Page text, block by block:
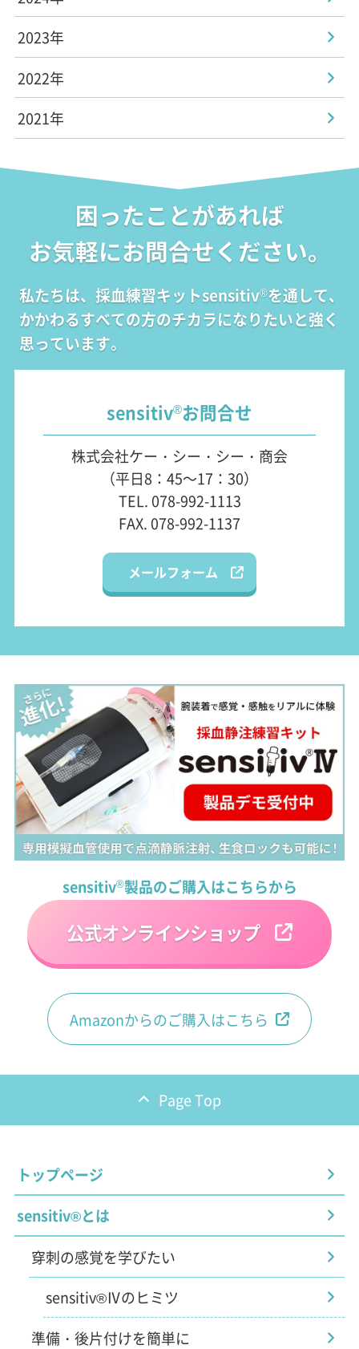
2023年
2022年
2021年
困ったことがあれば
お気軽にお問合せください。
私たちは、採血練習キットsensitiv®を通して、
かかわるすべての方のチカラになりたいと強く
思っています。
sensitiv®お問合せ
株式会社ケー・シー・シー・商会
（平日8：45～17：30）
TEL. 078-992-1113
FAX. 078-992-1137
メールフォーム
sensitiv®製品のご購入はこちらから
公式オンラインショップ
Amazonからのご購入はこちら
Page Top
トップページ
sensitiv®とは
穿刺の感覚を学びたい
sensitiv®Ⅳのヒミツ
準備・後片付けを簡単に